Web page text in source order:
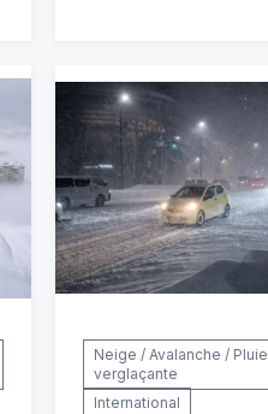
Neige / Avalanche / Pluie
verglaçante
International